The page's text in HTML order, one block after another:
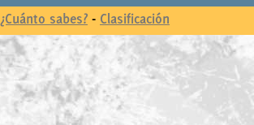
¿Cuánto sabes? - Clasificación